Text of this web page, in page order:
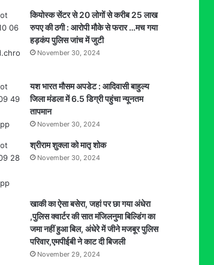
कियोस्क सेंटर से 20 लोगों से करीब 25 लाख
रुपए की ठगी : आरोपी मौके से फरार …मच गया
हड़कंप पुलिस जांच में जुटी
November 30, 2024
यश भारत मौसम अपडेट : आदिवासी बाहुल्य
जिला मंडला में 6.5 डिग्री पहुंचा न्यूनतम
तापमान
November 30, 2024
श्रीराम शुक्ला को मातृ शोक
November 30, 2024
खाकी का ऐसा बसेरा, जहां पर छा गया अंधेरा
,पुलिस क्वार्टर की सात मंजिलनुमा बिल्डिंग का
जमा नहीं हुआ बिल, अंधेरे में जीने मजबूर पुलिस
परिवार,एमपीईबी ने काट दी बिजली
November 29, 2024